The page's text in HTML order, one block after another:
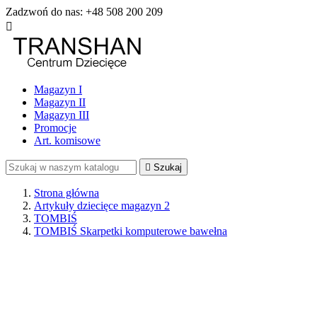
Zadzwoń do nas: +48 508 200 209

Magazyn I
Magazyn II
Magazyn III
Promocje
Art. komisowe
 Szukaj
Strona główna
Artykuły dziecięce magazyn 2
TOMBIŚ
TOMBIŚ Skarpetki komputerowe bawełna